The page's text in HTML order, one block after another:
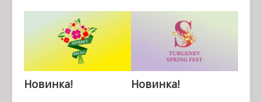
Новинка!
Новинка!